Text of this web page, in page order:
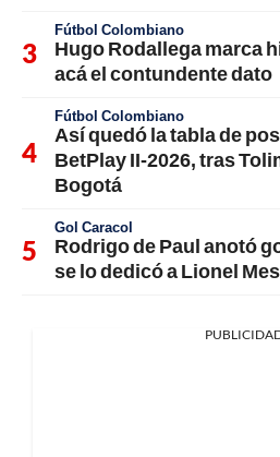
Fútbol Colombiano
Hugo Rodallega marca
acá el contundente dato
Fútbol Colombiano
Así quedó la tabla de
BetPlay II-2026, tras
Bogotá
Gol Caracol
Rodrigo de Paul anotó
se lo dedicó a Lionel